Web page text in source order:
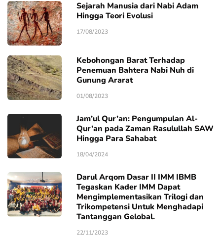
Sejarah Manusia dari Nabi Adam
Hingga Teori Evolusi
17/08/2023
Kebohongan Barat Terhadap
Penemuan Bahtera Nabi Nuh di
Gunung Ararat
01/08/2023
Jam’ul Qur’an: Pengumpulan Al-
Qur’an pada Zaman Rasulullah SAW
Hingga Para Sahabat
18/04/2024
Darul Arqom Dasar II IMM IBMB
Tegaskan Kader IMM Dapat
Mengimplementasikan Trilogi dan
Trikompetensi Untuk Menghadapi
Tantanggan Gelobal.
22/11/2023